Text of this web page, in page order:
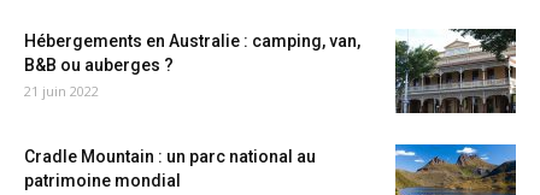
Hébergements en Australie : camping, van,
B&B ou auberges ?
21 juin 2022
Cradle Mountain : un parc national au
patrimoine mondial